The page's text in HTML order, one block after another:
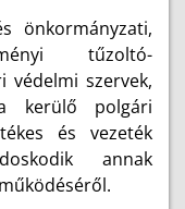
önkormányzati,
tűzoltó-
védelmi szervek,
kerülő polgári
és vezeték
annak